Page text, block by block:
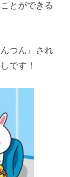
とができる
つん』され
です！